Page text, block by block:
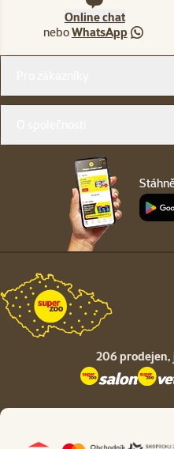
Online chat
neboWhatsApp
206 prodejen,